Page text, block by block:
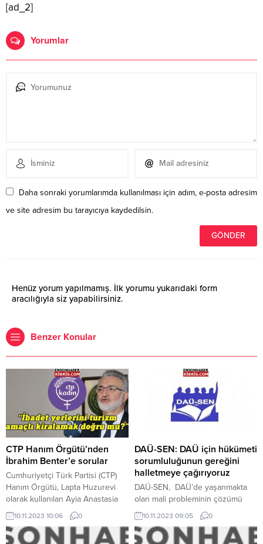
[ad_2]
Yorumlar
Daha sonraki yorumlarımda kullanılması için adım, e-posta adresim
ve site adresim bu tarayıcıya kaydedilsin.
Henüz yorum yapılmamış. İlk yorumu yukarıdaki form
aracılığıyla siz yapabilirsiniz.
Benzer Konular
CTP Hanım Örgütü’nden
İbrahim Benter’e sorular
Cumhuriyetçi Türk Partisi (CTP)
Hanım Örgütü, Lapta Huzurevi
olarak kullanılan Ayia Anastasia
Kilisesi hakkında Kıbrıs Vakıflar
İdaresi Genel Müdürü Prof. Dr.
İbrahim Benter’e sorular sordu.
10.11.2023 10:06 0
DAÜ-SEN: DAÜ için hükümeti
sorumluluğunun gereğini
halletmeye çağırıyoruz
DAÜ-SEN, DAÜ’de yaşanmakta
olan mali probleminin çözümü
için, hükümete sorumluluğunu
tam olarak yerine getirmesi ve
süreçte etkin olması çağrısında
10.11.2023 09:05 0